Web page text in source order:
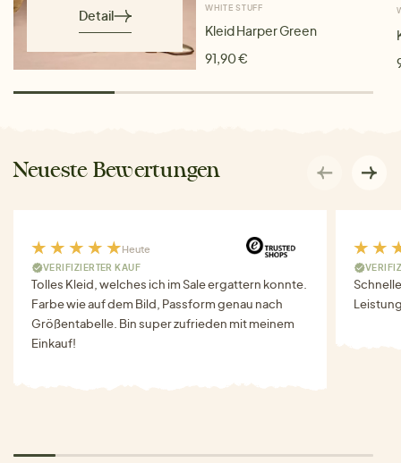
Detail WHITE STUFF
Kleid Harper Green
91,90 €
Neueste Bewertungen
Heute
VERIFIZIERTER KAUF
Tolles Kleid, welches ich im Sale ergattern konnte.
Farbe wie auf dem Bild, Passform genau nach
Größentabelle. Bin super zufrieden mit meinem
Einkauf!